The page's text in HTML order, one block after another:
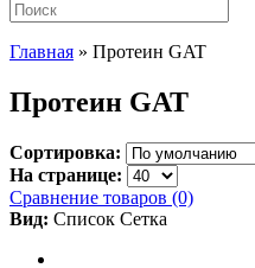
Главная » Протеин GAT
Протеин GAT
Сортировка:
На странице:
Сравнение товаров (0)
Вид: Список Сетка